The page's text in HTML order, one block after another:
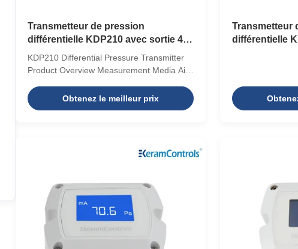
Transmetteur de pression
différentielle KDP210 avec sortie 4-
20mA protection IP65 et écran LCD
KDP210 Differential Pressure Transmitter
Product Overview Measurement Media Air,
Range Minimum ±25 Pa / 0-25 PaMaximum
0-10 kPaCommon ranges: ±100 Pa, ±1000
Supply 16-30VAC/DC (3-wire); 18-
Protection Rating IP65/NEMA4 Display LCD
backlit display Applications HVAC and
Energy Management
Obtenez le meilleur prix
Transmetteur
différentielle